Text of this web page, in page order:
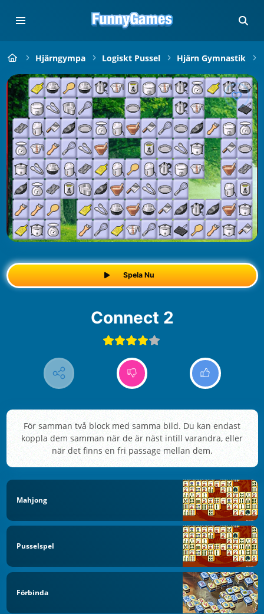
Hjärngympa Logiskt Pussel Hjärn Gymnastik
Spela Nu
Connect 2
För samman två block med samma bild. Du kan endast
koppla dem samman när de är näst intill varandra, eller
när det finns en fri passage mellan dem.
Mahjong
Pusselspel
Förbinda